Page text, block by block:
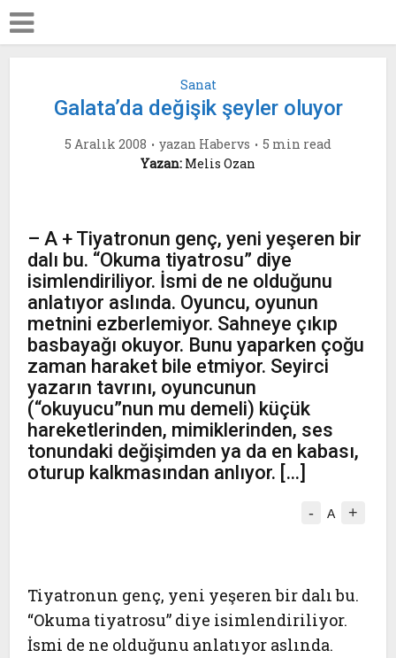
Sanat
Galata’da değişik şeyler oluyor
5 Aralık 2008 yazan Habervs
5 min read
Yazan: Melis Ozan
– A + Tiyatronun genç, yeni yeşeren bir
dalı bu. “Okuma tiyatrosu” diye
isimlendiriliyor. İsmi de ne olduğunu
anlatıyor aslında. Oyuncu, oyunun
metnini ezberlemiyor. Sahneye çıkıp
basbayağı okuyor. Bunu yaparken çoğu
zaman haraket bile etmiyor. Seyirci
yazarın tavrını, oyuncunun
(“okuyucu”nun mu demeli) küçük
hareketlerinden, mimiklerinden, ses
tonundaki değişimden ya da en kabası,
oturup kalkmasından anlıyor. […]
- A +
Tiyatronun genç, yeni yeşeren bir dalı bu.
“Okuma tiyatrosu” diye isimlendiriliyor.
İsmi de ne olduğunu anlatıyor aslında.